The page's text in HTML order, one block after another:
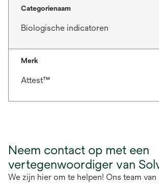
Categorienaam
Biologische indicatoren
Merk
Attest™
Neem contact op met een
vertegenwoordiger van
We zijn hier om te helpen! Ons team van